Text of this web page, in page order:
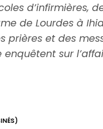
d’infirmières,
de Lourdes à
et des
sur